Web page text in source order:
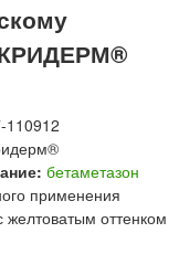
бетаметазон
применения
желтоватым оттенком